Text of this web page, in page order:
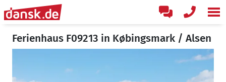
Ferienhaus F09213 in Købingsmark / Alsen